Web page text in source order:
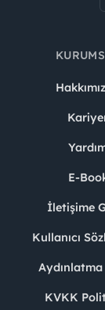
E-
İletişime
Kullanıcı
KVKK